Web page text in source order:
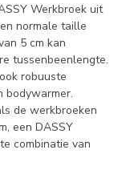
Werkbroek uit
normale taille
5 cm kan
tussenbeenlengte.
robuuste
bodywarmer.
de werkbroeken
een DASSY
combinatie van